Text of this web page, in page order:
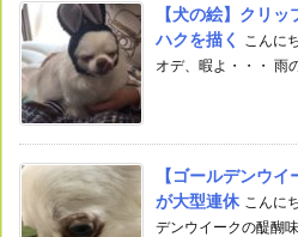
【犬の絵】クリ
ハクを描く こんに
オデ、暇よ・・・ 雨
【ゴールデンウ
が大型連休 こんに
デンウイークの醍醐